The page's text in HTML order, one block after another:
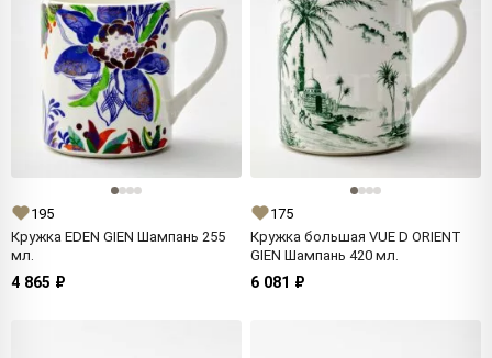
195
Кружка EDEN GIEN Шампань 255
мл.
4 865 ₽
175
Кружка большая VUE D ORIENT
GIEN Шампань 420 мл.
6 081 ₽